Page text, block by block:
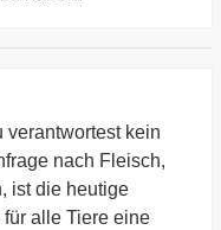
verantwortest kein
nach Fleisch,
ist die heutige
alle Tiere eine